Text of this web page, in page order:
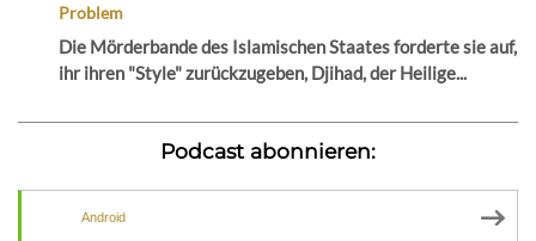
Problem
Die Mörderbande des Islamischen Staates forderte sie auf,
ihr ihren "Style" zurückzugeben, Djihad, der Heilige...
Podcast abonnieren:
Android